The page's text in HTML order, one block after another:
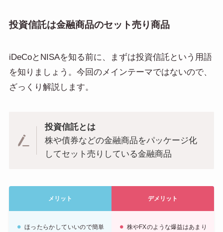
投資信託は金融商品のセット売り商品
iDeCoとNISAを知る前に、まずは投資信託という用語
を知りましょう。今回のメインテーマではないので、
ざっくり解説します。
投資信託とは
株や債券などの金融商品をパッケージ化
してセット売りしている金融商品
メリット デメリット
ほったらかしていいので簡単
株やFXのような爆益はあまり